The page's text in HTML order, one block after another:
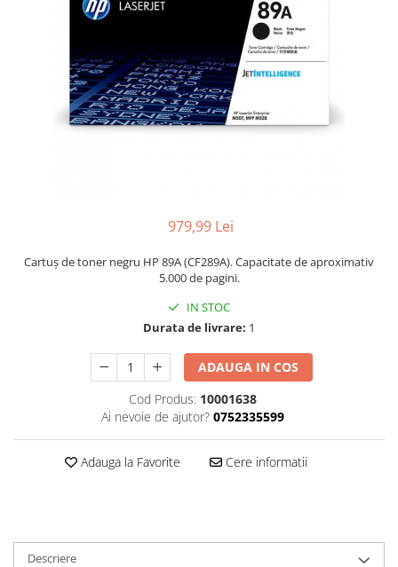
979,99 Lei
Cartuș de toner negru HP 89A (CF289A). Capacitate de aproximativ
5.000 de pagini.
IN STOC
Durata de livrare: 1
ADAUGA IN COS
Cod Produs: 10001638
Ai nevoie de ajutor? 0752335599
Adauga la Favorite Cere informatii
Descriere